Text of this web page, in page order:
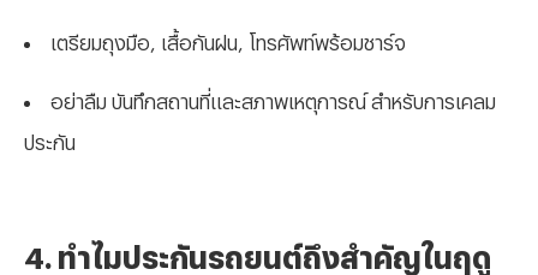
เตรียมถุงมือ, เสื้อกันฝน, โทรศัพท์พร้อมชาร์จ
อย่าลืม บันทึกสถานที่และสภาพเหตุการณ์ สำหรับการเคลม
ประกัน
4. ทำไมประกันรถยนต์ถึงสำคัญในฤดู